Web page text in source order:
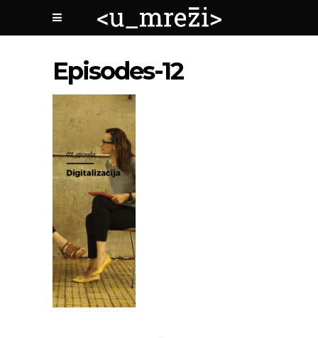
Episodes-12